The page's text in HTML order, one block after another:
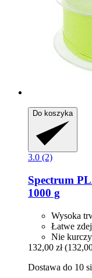
Do koszyka
3.0 (2)
Spectrum
1000 g
Wysoka
Łatwe
Nie
132,00 zł
Dostawa do 10